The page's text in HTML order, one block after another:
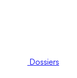
Dossiers